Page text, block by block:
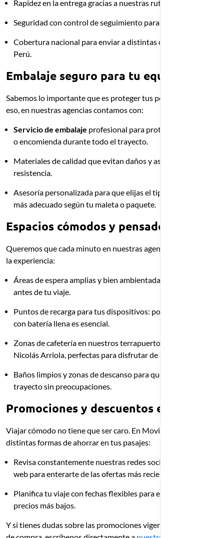
Rapidez en la entrega gracias a nuestras rutas programadas.
Seguridad con control de seguimiento para tu envío.
Cobertura nacional para enviar a distintas ciudades del
Perú.
Embalaje seguro para tu equipaje
Sabemos lo importante que es proteger tus pertenencias. Por
eso, en nuestras agencias contamos con:
Servicio de embalaje profesional para proteger tu equipaje
o encomienda durante todo el trayecto.
Materiales de calidad que evitan daños y aseguran mayor
resistencia.
Asesoría personalizada para que elijas el tipo de embalaje
más adecuado según tu maleta o paquete.
Espacios cómodos y pensados para ti
Queremos que cada minuto en nuestras agencias sea parte de
la experiencia:
Áreas de espera amplias y bien ambientadas para descansar
antes de tu viaje.
Puntos de recarga para tus dispositivos: porque un celular
con batería llena es esencial.
Zonas de cafetería en nuestros terrapuertos Tomás Valle y
Nicolás Arriola, perfectas para disfrutar de un café o snack.
Baños limpios y zonas de descanso para que inicies tu
trayecto sin preocupaciones.
Promociones y descuentos exclusivos
Viajar cómodo no tiene que ser caro. En Movil Bus te damos
distintas formas de ahorrar en tus pasajes:
Revisa constantemente nuestras redes sociales y página
web para enterarte de las ofertas más recientes.
Planifica tu viaje con fechas flexibles para encontrar los
precios más bajos.
Y si tienes dudas sobre las promociones vigentes o el proceso